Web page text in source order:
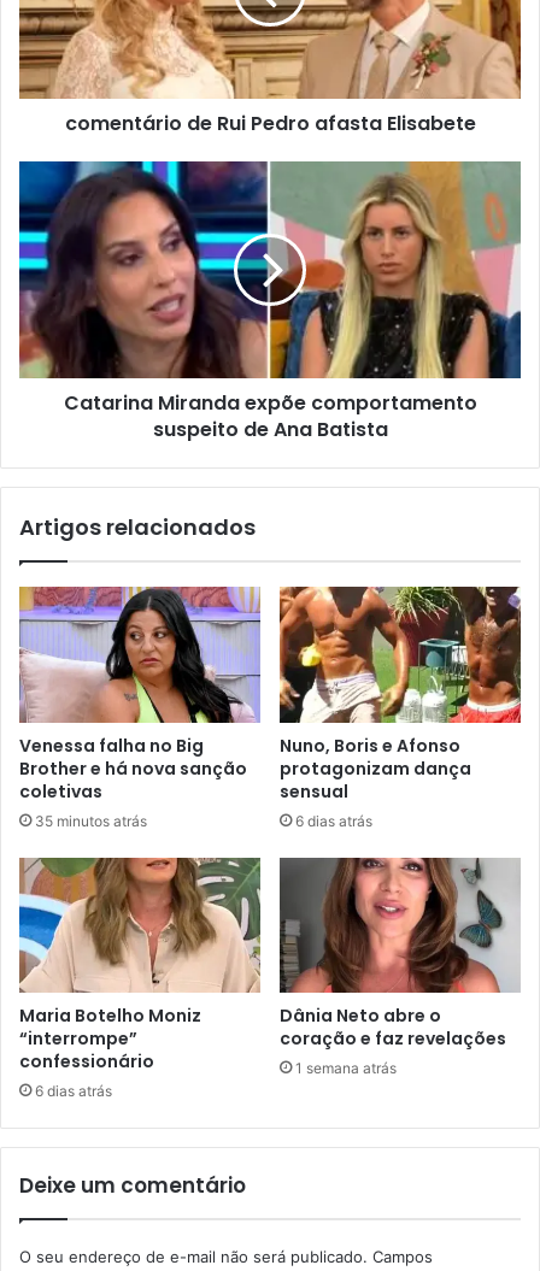
comentário de Rui Pedro afasta Elisabete
Catarina Miranda expõe comportamento
suspeito de Ana Batista
Artigos relacionados
Venessa falha no Big
Brother e há nova sanção
coletivas
35 minutos atrás
Nuno, Boris e Afonso
protagonizam dança
sensual
6 dias atrás
Maria Botelho Moniz
“interrompe”
confessionário
6 dias atrás
Dânia Neto abre o
coração e faz revelações
1 semana atrás
Deixe um comentário
O seu endereço de e-mail não será publicado. Campos